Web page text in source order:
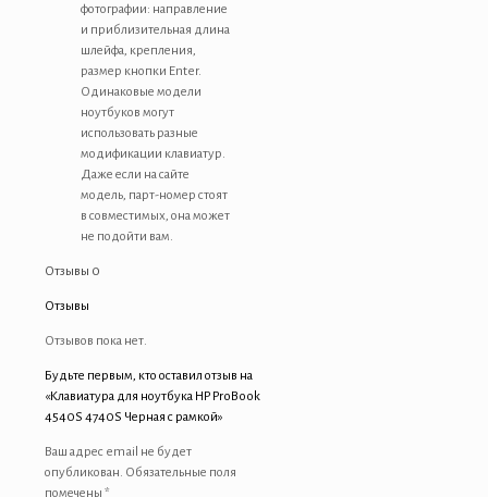
фотографии: направление
и приблизительная длина
шлейфа, крепления,
размер кнопки Enter.
Одинаковые модели
ноутбуков могут
использовать разные
модификации клавиатур.
Даже если на сайте
модель, парт-номер стоят
в совместимых, она может
не подойти вам.
Отзывы 0
Отзывы
Отзывов пока нет.
Будьте первым, кто оставил отзыв на
«Клавиатура для ноутбука HP ProBook
4540S 4740S Черная с рамкой»
Ваш адрес email не будет
опубликован. Обязательные поля
помечены *